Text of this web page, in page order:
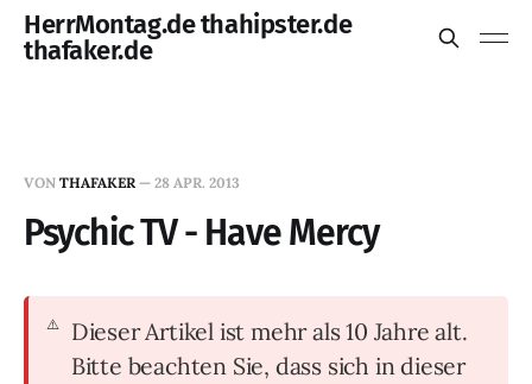
HerrMontag.de thahipster.de
thafaker.de
VON THAFAKER — 28 APR. 2013
Psychic TV - Have Mercy
Dieser Artikel ist mehr als 10 Jahre alt.
Bitte beachten Sie, dass sich in dieser